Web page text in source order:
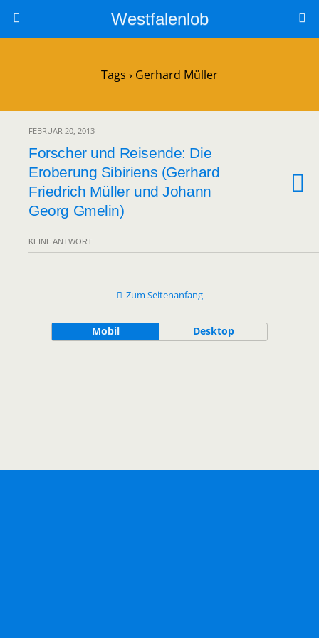
Westfalenlob
Tags › Gerhard Müller
FEBRUAR 20, 2013
Forscher und Reisende: Die
Eroberung Sibiriens (Gerhard
Friedrich Müller und Johann
Georg Gmelin)
KEINE ANTWORT
Zum Seitenanfang
Mobil Desktop